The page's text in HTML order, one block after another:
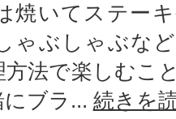
焼いてステー
ゃぶしゃぶな
法で楽しむこ
ブラ... 続きを